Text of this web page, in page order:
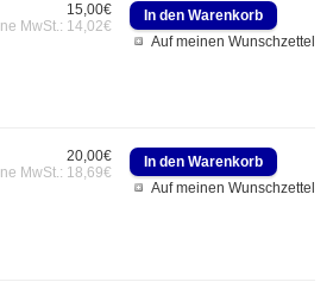
Auf meinen Wunschzettel
15,00€
MwSt.: 14,02€
Auf meinen Wunschzettel
20,00€
MwSt.: 18,69€